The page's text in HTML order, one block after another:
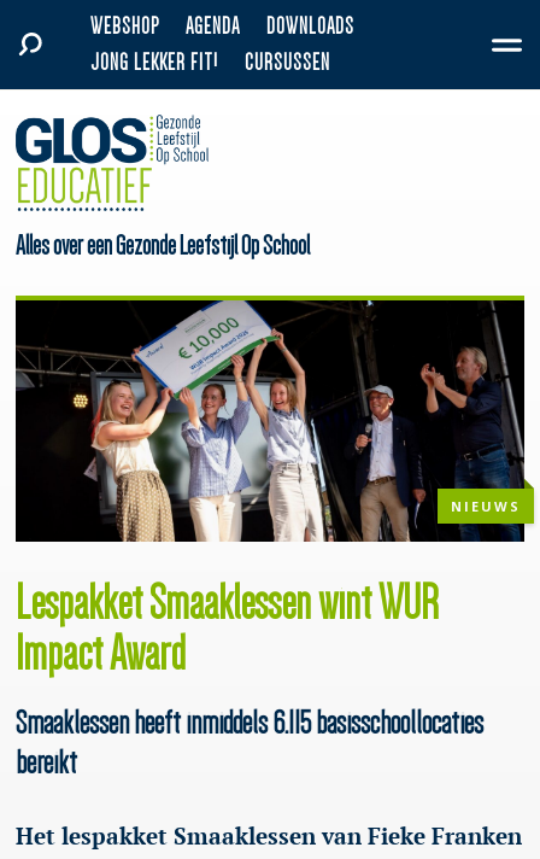
WEBSHOP AGENDA
DOWNLOADS
JONG LEKKER FIT!
CURSUSSEN
Alles over een Gezonde Leefstijl Op School
Lespakket Smaaklessen wint WUR
Impact Award
Smaaklessen heeft inmiddels 6.115 basisschoollocaties
bereikt
NIEUWS
Het lespakket Smaaklessen van Fieke Franken